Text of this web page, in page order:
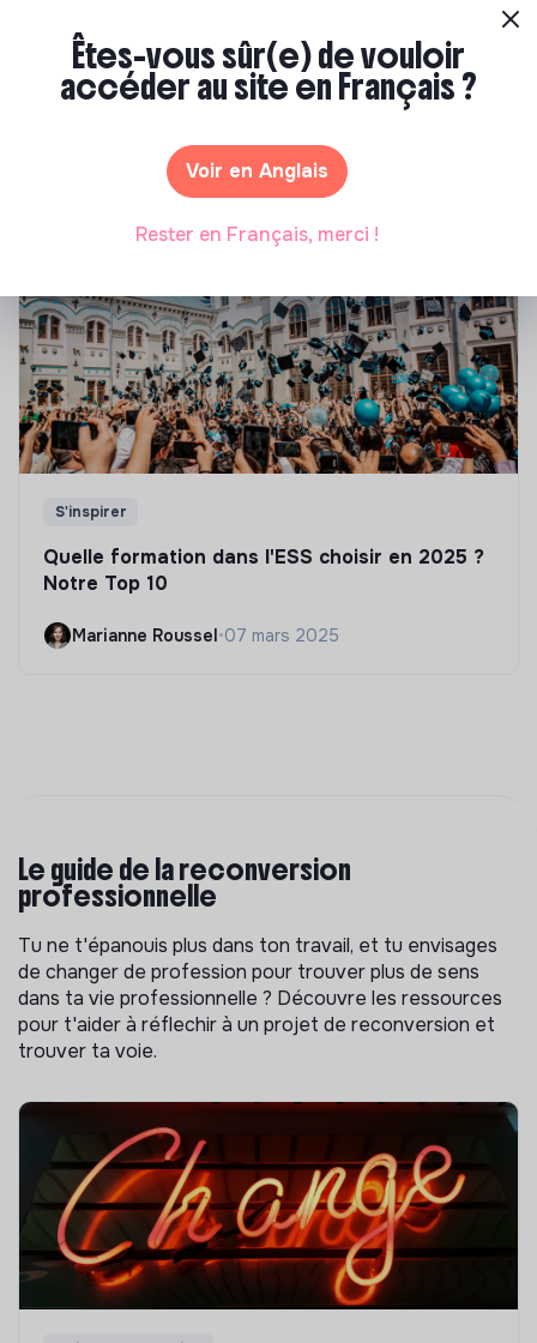
Compétences & formations
Top 8 des formations en rénovation
Marianne Roussel• 21 janvier 2025
S'inspirer
Quelle formation dans l'ESS choisir en 2025 ?
Notre Top 10
Marianne Roussel•07 mars 2025
Le guide de la reconversion
professionnelle
Tu ne t'épanouis plus dans ton travail, et tu envisages
de changer de profession pour trouver plus de sens
dans ta vie professionnelle ? Découvre les ressources
pour t'aider à réflechir à un projet de reconversion et
trouver ta voie.
Êtes-vous sûr(e) de vouloir
accéder au site en Français ?
Voir en Anglais
Rester en Français, merci !